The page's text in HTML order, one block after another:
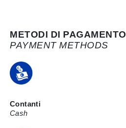
METODI DI PAGAMENTO
PAYMENT METHODS
Contanti
Cash